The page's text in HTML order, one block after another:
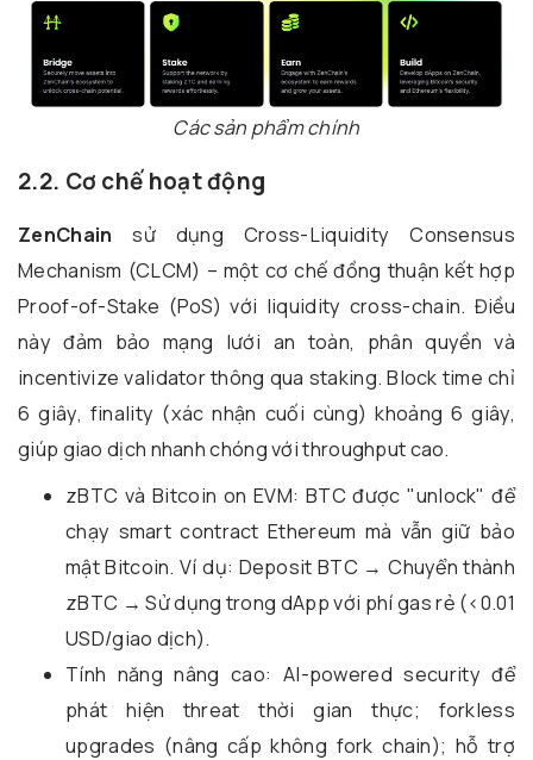
Các sản phẩm chính
2.2. Cơ chế hoạt động
ZenChain sử dụng Cross-Liquidity Consensus
Mechanism (CLCM) – một cơ chế đồng thuận kết hợp
Proof-of-Stake (PoS) với liquidity cross-chain. Điều
này đảm bảo mạng lưới an toàn, phân quyền và
incentivize validator thông qua staking. Block time chỉ
6 giây, finality (xác nhận cuối cùng) khoảng 6 giây,
giúp giao dịch nhanh chóng với throughput cao.
zBTC và Bitcoin on EVM: BTC được "unlock" để
chạy smart contract Ethereum mà vẫn giữ bảo
mật Bitcoin. Ví dụ: Deposit BTC → Chuyển thành
zBTC → Sử dụng trong dApp với phí gas rẻ (<0.01
USD/giao dịch).
Tính năng nâng cao: AI-powered security để
phát hiện threat thời gian thực; forkless
upgrades (nâng cấp không fork chain); hỗ trợ